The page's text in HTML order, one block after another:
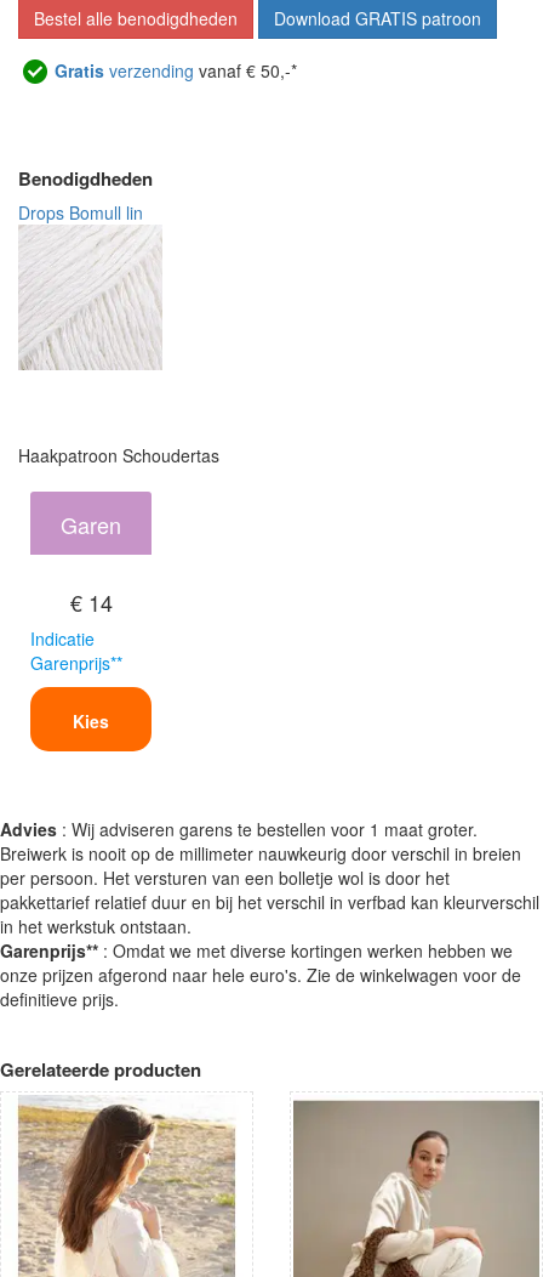
Bestel alle benodigdheden Download GRATIS patroon
Gratis verzending vanaf € 50,-*
Benodigdheden
Drops Bomull lin
Haakpatroon Schoudertas
Garen
€ 14
Indicatie
Garenprijs**
Kies
Advies : Wij adviseren garens te bestellen voor 1 maat groter.
Breiwerk is nooit op de millimeter nauwkeurig door verschil in breien
per persoon. Het versturen van een bolletje wol is door het
pakkettarief relatief duur en bij het verschil in verfbad kan kleurverschil
in het werkstuk ontstaan.
Garenprijs** : Omdat we met diverse kortingen werken hebben we
onze prijzen afgerond naar hele euro's. Zie de winkelwagen voor de
definitieve prijs.
Gerelateerde producten